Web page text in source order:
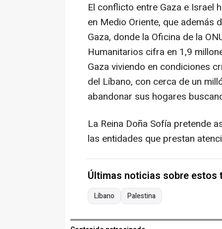
El conflicto entre Gaza e Israel
en Medio Oriente, que además
Gaza, donde la Oficina de la
Humanitarios cifra en 1,9
Gaza viviendo en condiciones
del Líbano, con cerca de un
abandonar sus hogares
La Reina Doña Sofía pretende
las entidades que prestan
Últimas noticias sobre estos
Líbano Palestina